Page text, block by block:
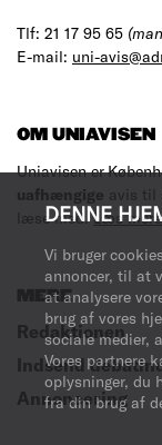
DENNE
Vi bruger
annoncer, til at
at analysere
brug af vores
sociale medier,
Vores partnere
oplysninger, du
fra din brug af
Tlf: 21 17 95 65
E-mail: uni-
OM UNIAVISEN
Uniavisen er
uafhængige avis til
læse med.Læs
MERE
Redaktionen
Indsend
Annoncering